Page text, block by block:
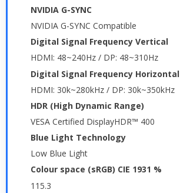
NVIDIA G-SYNC
NVIDIA G-SYNC Compatible
Digital Signal Frequency Vertical
HDMI: 48~240Hz / DP: 48~310Hz
Digital Signal Frequency Horizontal
HDMI: 30k~280kHz / DP: 30k~350kHz
HDR (High Dynamic Range)
VESA Certified DisplayHDR™ 400
Blue Light Technology
Low Blue Light
Colour space (sRGB) CIE 1931 %
115.3